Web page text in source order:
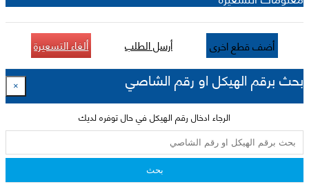
أضف قطع اخرى أرسل الطلب ألغاء التسعيرة
بحث برقم الهيكل او رقم الشاصي ×
الرجاء ادخال رقم الهيكل في حال توفره لديك
بحث